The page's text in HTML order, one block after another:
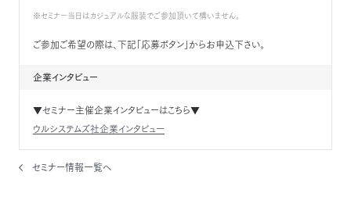
※セミナー当日はカジュアルな服装でご参加頂いて構いません。
ご参加ご希望の際は、下記「応募ボタン」からお申込下さい。
企業インタビュー
▼セミナー主催企業インタビューはこちら▼
ウルシステムズ社企業インタビュー
セミナー情報一覧へ